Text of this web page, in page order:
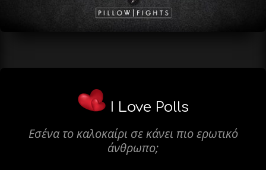
I Love Polls
Εσένα το καλοκαίρι σε κάνει πιο ερωτικό
άνθρωπο;